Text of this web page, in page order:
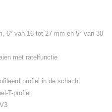
6° van 16 tot 27 mm en 5° van 30
met ratelfunctie
profiel in de schacht
T-profiel